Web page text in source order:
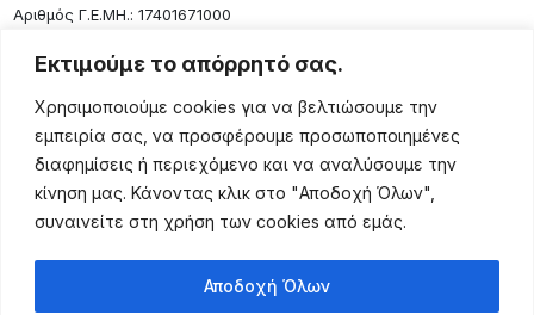
Εκτιμούμε το απόρρητό σας.
Χρησιμοποιούμε cookies για να βελτιώσουμε την
εμπειρία σας, να προσφέρουμε προσωποποιημένες
διαφημίσεις ή περιεχόμενο και να αναλύσουμε την
κίνηση μας. Κάνοντας κλικ στο "Αποδοχή Όλων",
συναινείτε στη χρήση των cookies από εμάς.
Αποδοχή Όλων
Aριθμός Γ.Ε.ΜΗ.: 17401671000
Επικοινωνία
Ρόδου 133, Αθήνα 10443
(+30) 211 725 5427
sales@lightingexpert.gr
Χρήσιμες Σελίδες